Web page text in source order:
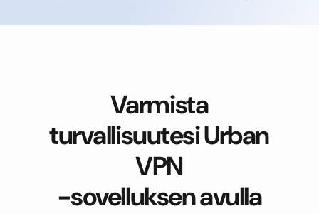
Varmista
turvallisuutesi Urban
VPN
-sovelluksen avulla